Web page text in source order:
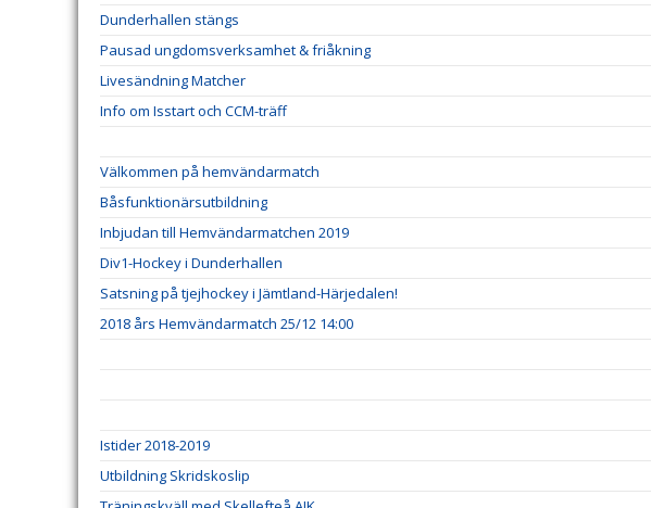
Dunderhallen stängs
Pausad ungdomsverksamhet & friåkning
Livesändning Matcher
Info om Isstart och CCM-träff
Välkommen på hemvändarmatch
Båsfunktionärsutbildning
Inbjudan till Hemvändarmatchen 2019
Div1-Hockey i Dunderhallen
Satsning på tjejhockey i Jämtland-Härjedalen!
2018 års Hemvändarmatch 25/12 14:00
Istider 2018-2019
Utbildning Skridskoslip